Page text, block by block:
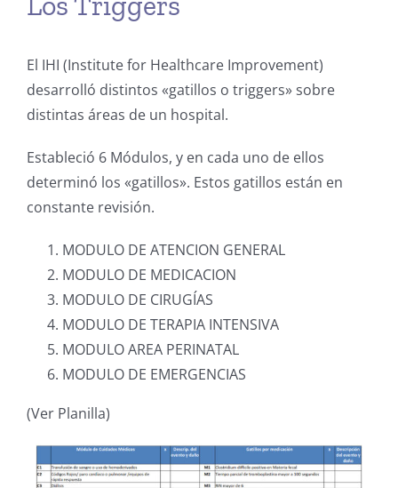
El IHI (Institute for Healthcare Improvement)
desarrolló distintos «gatillos o triggers» sobre
distintas áreas de un hospital.
Estableció 6 Módulos, y en cada uno de ellos
determinó los «gatillos». Estos gatillos están en
constante revisión.
MODULO DE ATENCION GENERAL
MODULO DE MEDICACION
MODULO DE CIRUGÍAS
MODULO DE TERAPIA INTENSIVA
MODULO AREA PERINATAL
MODULO DE EMERGENCIAS
(Ver Planilla)